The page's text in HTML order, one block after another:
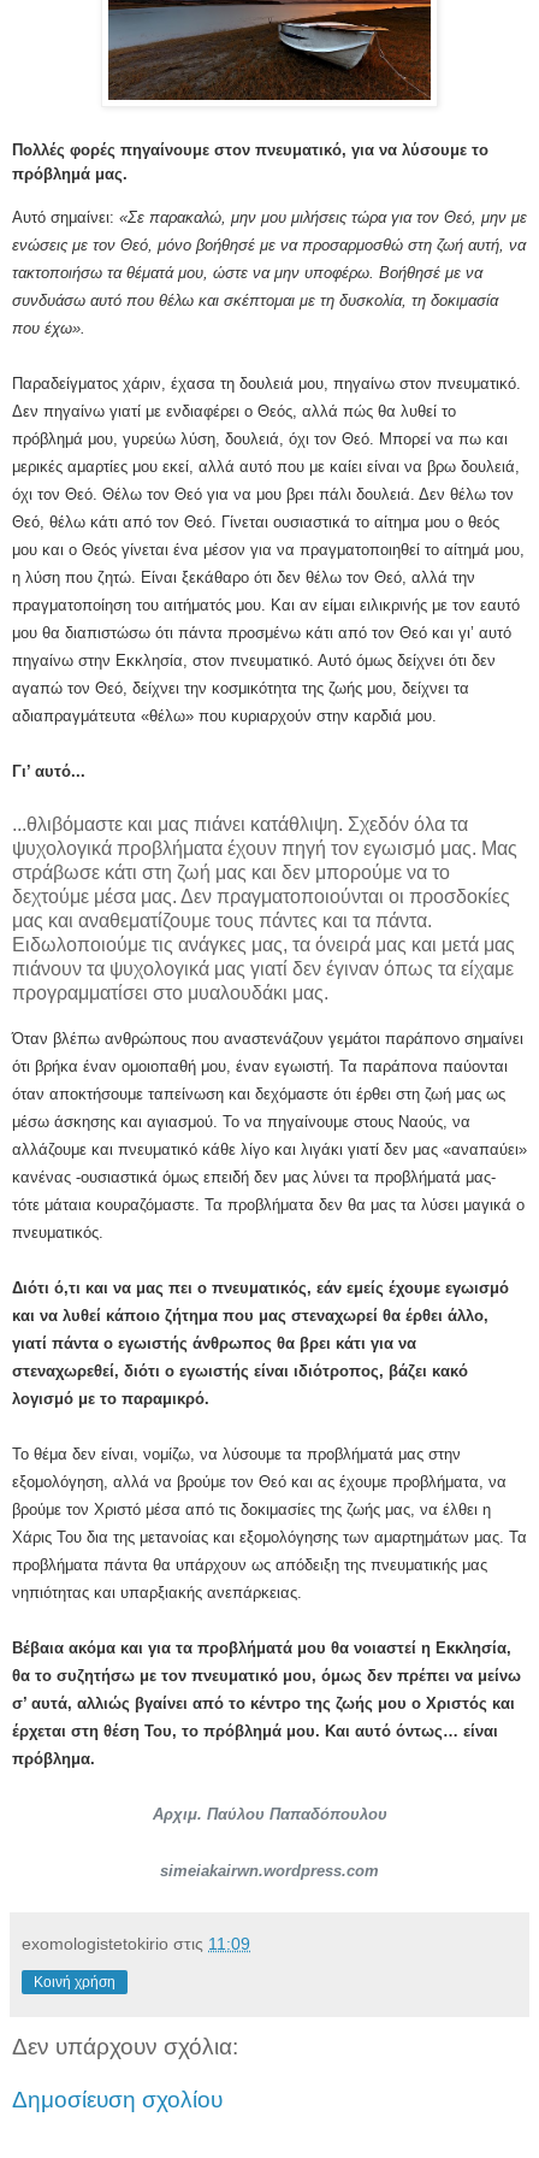
Πολλές φορές πηγαίνουμε στον πνευματικό, για να λύσουμε το
πρόβλημά μας.
Αυτό σημαίνει: «Σε παρακαλώ, μην μου μιλήσεις τώρα για τον Θεό, μην με
ενώσεις με τον Θεό, μόνο βοήθησέ με να προσαρμοσθώ στη ζωή αυτή, να
τακτοποιήσω τα θέματά μου, ώστε να μην υποφέρω. Βοήθησέ με να
συνδυάσω αυτό που θέλω και σκέπτομαι με τη δυσκολία, τη δοκιμασία
που έχω».
Παραδείγματος χάριν, έχασα τη δουλειά μου, πηγαίνω στον πνευματικό.
Δεν πηγαίνω γιατί με ενδιαφέρει ο Θεός, αλλά πώς θα λυθεί το
πρόβλημά μου, γυρεύω λύση, δουλειά, όχι τον Θεό. Μπορεί να πω και
μερικές αμαρτίες μου εκεί, αλλά αυτό που με καίει είναι να βρω δουλειά,
όχι τον Θεό. Θέλω τον Θεό για να μου βρει πάλι δουλειά. Δεν θέλω τον
Θεό, θέλω κάτι από τον Θεό. Γίνεται ουσιαστικά το αίτημα μου ο θεός
μου και ο Θεός γίνεται ένα μέσον για να πραγματοποιηθεί το αίτημά μου,
η λύση που ζητώ. Είναι ξεκάθαρο ότι δεν θέλω τον Θεό, αλλά την
πραγματοποίηση του αιτήματός μου. Και αν είμαι ειλικρινής με τον εαυτό
μου θα διαπιστώσω ότι πάντα προσμένω κάτι από τον Θεό και γι’ αυτό
πηγαίνω στην Εκκλησία, στον πνευματικό. Αυτό όμως δείχνει ότι δεν
αγαπώ τον Θεό, δείχνει την κοσμικότητα της ζωής μου, δείχνει τα
αδιαπραγμάτευτα «θέλω» που κυριαρχούν στην καρδιά μου.
Γι’ αυτό...
...θλιβόμαστε και μας πιάνει κατάθλιψη. Σχεδόν όλα τα
ψυχολογικά προβλήματα έχουν πηγή τον εγωισμό μας. Μας
στράβωσε κάτι στη ζωή μας και δεν μπορούμε να το
δεχτούμε μέσα μας. Δεν πραγματοποιούνται οι προσδοκίες
μας και αναθεματίζουμε τους πάντες και τα πάντα.
Ειδωλοποιούμε τις ανάγκες μας, τα όνειρά μας και μετά μας
πιάνουν τα ψυχολογικά μας γιατί δεν έγιναν όπως τα είχαμε
προγραμματίσει στο μυαλουδάκι μας.
Όταν βλέπω ανθρώπους που αναστενάζουν γεμάτοι παράπονο σημαίνει
ότι βρήκα έναν ομοιοπαθή μου, έναν εγωιστή. Τα παράπονα παύονται
όταν αποκτήσουμε ταπείνωση και δεχόμαστε ότι έρθει στη ζωή μας ως
μέσω άσκησης και αγιασμού. Το να πηγαίνουμε στους Ναούς, να
αλλάζουμε και πνευματικό κάθε λίγο και λιγάκι γιατί δεν μας «αναπαύει»
κανένας -ουσιαστικά όμως επειδή δεν μας λύνει τα προβλήματά μας-
τότε μάταια κουραζόμαστε. Τα προβλήματα δεν θα μας τα λύσει μαγικά ο
πνευματικός.
Διότι ό,τι και να μας πει ο πνευματικός, εάν εμείς έχουμε εγωισμό
και να λυθεί κάποιο ζήτημα που μας στεναχωρεί θα έρθει άλλο,
γιατί πάντα ο εγωιστής άνθρωπος θα βρει κάτι για να
στεναχωρεθεί, διότι ο εγωιστής είναι ιδιότροπος, βάζει κακό
λογισμό με το παραμικρό.
Το θέμα δεν είναι, νομίζω, να λύσουμε τα προβλήματά μας στην
εξομολόγηση, αλλά να βρούμε τον Θεό και ας έχουμε προβλήματα, να
βρούμε τον Χριστό μέσα από τις δοκιμασίες της ζωής μας, να έλθει η
Χάρις Του δια της μετανοίας και εξομολόγησης των αμαρτημάτων μας. Τα
προβλήματα πάντα θα υπάρχουν ως απόδειξη της πνευματικής μας
νηπιότητας και υπαρξιακής ανεπάρκειας.
Βέβαια ακόμα και για τα προβλήματά μου θα νοιαστεί η Εκκλησία,
θα το συζητήσω με τον πνευματικό μου, όμως δεν πρέπει να μείνω
σ’ αυτά, αλλιώς βγαίνει από το κέντρο της ζωής μου ο Χριστός και
έρχεται στη θέση Του, το πρόβλημά μου. Και αυτό όντως… είναι
πρόβλημα.
Αρχιμ. Παύλου Παπαδόπουλου
simeiakairwn.wordpress.com
exomologistetokirio στις 11:09
Κοινή χρήση
Δεν υπάρχουν σχόλια:
Δημοσίευση σχολίου